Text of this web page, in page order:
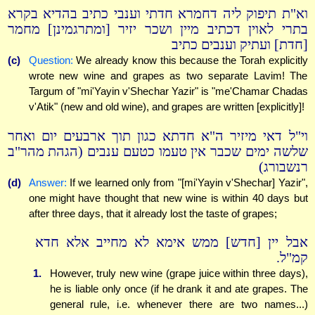
וא"ת תיפוק ליה דחמרא חדתי וענבי כתיב בהדיא בקרא
בתרי לאוין דכתיב מיין ושכר יזיר [ומתרגמינן] מחמר
[חדת] ועתיק וענבים כתיב
(c) Question: We already know this because the Torah explicitly
wrote new wine and grapes as two separate Lavim! The
Targum of "mi'Yayin v'Shechar Yazir" is "me'Chamar Chadas
v'Atik" (new and old wine), and grapes are written [explicitly]!
וי"ל דאי מיזיר ה"א חדתא כגון תוך ארבעים יום ואחר
שלשה ימים שכבר אין טעמו כטעם ענבים (הגהת מהר"ב
רנשבורג)
(d) Answer: If we learned only from "[mi'Yayin v'Shechar] Yazir",
one might have thought that new wine is within 40 days but
after three days, that it already lost the taste of grapes;
אבל יין [חדש] ממש אימא לא מחייב אלא חדא
קמ"ל.
1.
However, truly new wine (grape juice within three days),
he is liable only once (if he drank it and ate grapes. The
general rule, i.e. whenever there are two names...)